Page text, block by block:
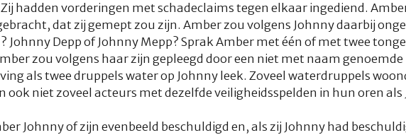
hadden vorderingen met schadeclaims tegen elkaar ingediend.
dat zij gemept zou zijn. Amber zou volgens Johnny daarbij
Johnny Depp of Johnny Mepp? Sprak Amber met één of met twee
zou volgens haar zijn gepleegd door een niet met naam
als twee druppels water op Johnny leek. Zoveel waterdruppels
ook niet zoveel acteurs met dezelfde veiligheidsspelden in hun oren als
Johnny of zijn evenbeeld beschuldigd en, als zij Johnny had